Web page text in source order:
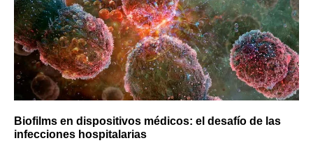
Biofilms en dispositivos médicos: el desafío de las
infecciones hospitalarias